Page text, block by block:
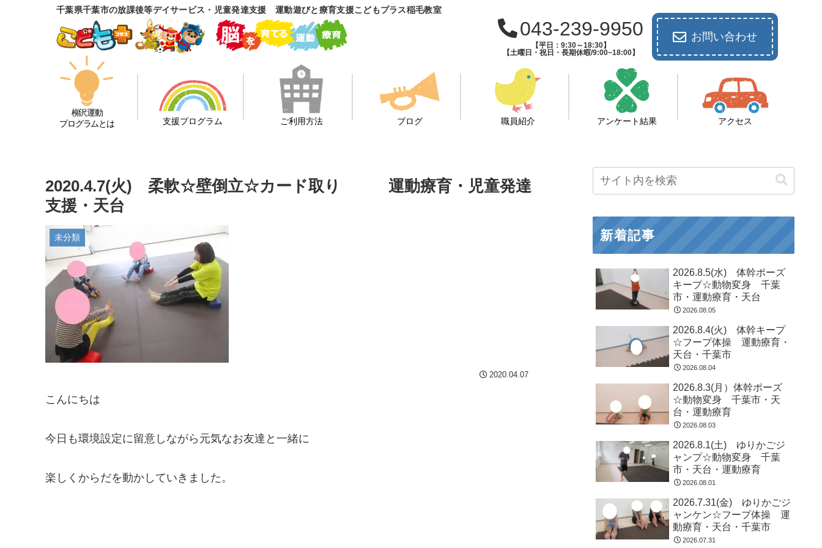
千葉県千葉市の放課後等デイサービス・児童発達支援 運動遊びと療育支援こどもプラス稲毛教室
043-239-9950
【平日：9:30～18:30】
【土曜日・祝日・長期休暇/9:00~18:00】
お問い合わせ
柳沢運動
プログラムとは
支援プログラム ご利用方法 ブログ 職員紹介 アンケート結果 アクセス
2020.4.7(火) 柔軟☆壁倒立☆カード取り 運動療育・児童発達
支援・天台
未分類
2020.04.07
こんにちは
今日も環境設定に留意しながら元気なお友達と一緒に
楽しくからだを動かしていきました。
新着記事
2026.8.5(水) 体幹ポーズ
キープ☆動物変身 千葉
市・運動療育・天台
2026.08.05
2026.8.4(火) 体幹キープ
☆フープ体操 運動療育・
天台・千葉市
2026.08.04
2026.8.3(月）体幹ポーズ
☆動物変身 千葉市・天
台・運動療育
2026.08.03
2026.8.1(土) ゆりかごジ
ャンプ☆動物変身 千葉
市・天台・運動療育
2026.08.01
2026.7.31(金) ゆりかごジ
ャンケン☆フープ体操 運
動療育・天台・千葉市
2026.07.31